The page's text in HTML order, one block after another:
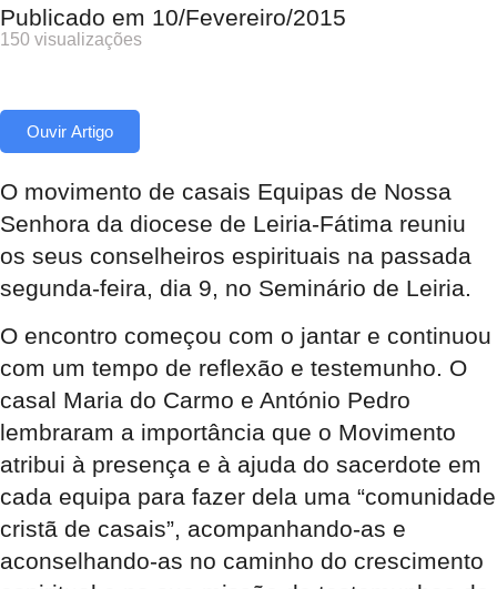
Publicado em 10/Fevereiro/2015
150 visualizações
Ouvir Artigo
O movimento de casais Equipas de Nossa
Senhora da diocese de Leiria-Fátima reuniu
os seus conselheiros espirituais na passada
segunda-feira, dia 9, no Seminário de Leiria.
O encontro começou com o jantar e continuou
com um tempo de reflexão e testemunho. O
casal Maria do Carmo e António Pedro
lembraram a importância que o Movimento
atribui à presença e à ajuda do sacerdote em
cada equipa para fazer dela uma “comunidade
cristã de casais”, acompanhando-as e
aconselhando-as no caminho do crescimento